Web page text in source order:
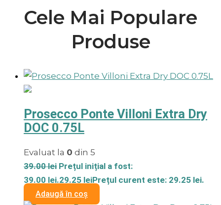
Cele Mai Populare
Produse
Prosecco Ponte Villoni Extra Dry
DOC 0.75L
Evaluat la 0 din 5
39.00lei Prețul inițial a fost:
39.00 lei.29.25 leiPrețul curent este: 29.25 lei.
Adaugă în coș